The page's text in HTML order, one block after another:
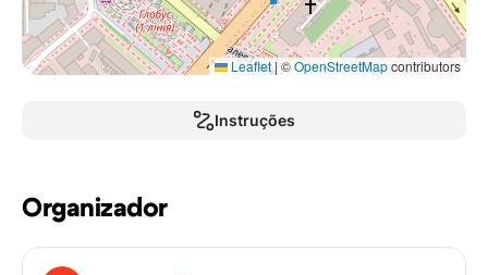
Leaflet | ©OpenStreetMapcontributors
Instruções
Organizador